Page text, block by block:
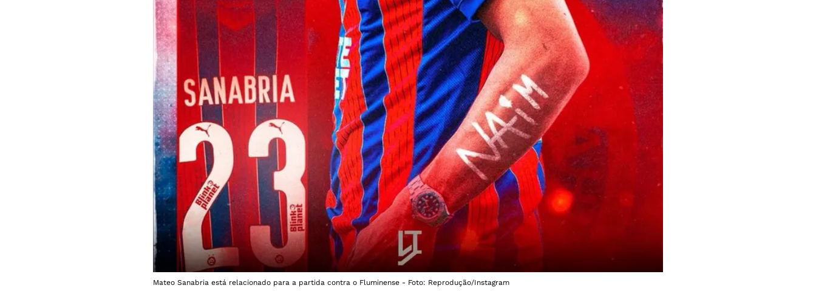
Mateo Sanabria está relacionado para a partida contra o Fluminense - Foto: Reprodução/Instagram